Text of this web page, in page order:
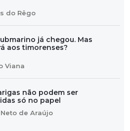
do Rêgo
já chegou. Mas
aos timorenses?
Viana
não podem ser
só no papel
de Araújo